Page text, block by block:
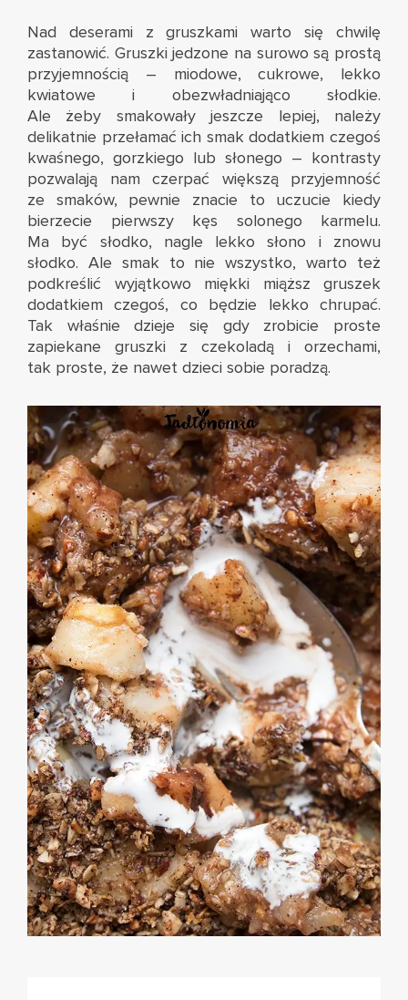
Nad deserami z gruszkami warto się chwilę
zastanowić. Gruszki jedzone na surowo są prostą
przyjemnością – miodowe, cukrowe, lekko
kwiatowe i obezwładniająco słodkie.
Ale żeby smakowały jeszcze lepiej, należy
delikatnie przełamać ich smak dodatkiem czegoś
kwaśnego, gorzkiego lub słonego – kontrasty
pozwalają nam czerpać większą przyjemność
ze smaków, pewnie znacie to uczucie kiedy
bierzecie pierwszy kęs solonego karmelu.
Ma być słodko, nagle lekko słono i znowu
słodko. Ale smak to nie wszystko, warto też
podkreślić wyjątkowo miękki miąższ gruszek
dodatkiem czegoś, co będzie lekko chrupać.
Tak właśnie dzieje się gdy zrobicie proste
zapiekane gruszki z czekoladą i orzechami,
tak proste, że nawet dzieci sobie poradzą.